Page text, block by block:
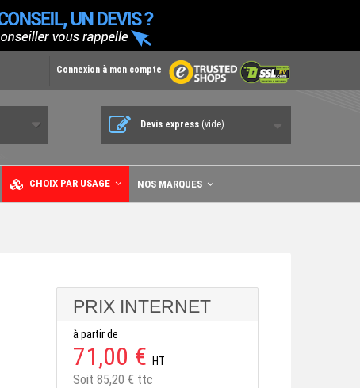
Connexion à mon compte
Devis express (vide)
CHOIX PAR USAGE NOS MARQUES
PRIX INTERNET
à partir de
71,00 € HT
Soit 85,20 € ttc